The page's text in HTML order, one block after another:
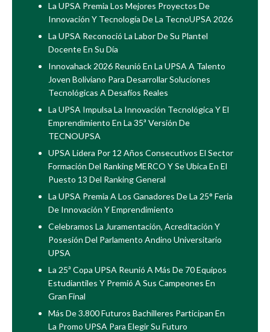
La UPSA Premia Los Mejores Proyectos De
Innovación Y Tecnología De La TecnoUPSA 2026
La UPSA Reconoció La Labor De Su Plantel
Docente En Su Día
Innovahack 2026 Reunió En La UPSA A Talento
Joven Boliviano Para Desarrollar Soluciones
Tecnológicas A Desafíos Reales
La UPSA Impulsa La Innovación Tecnológica Y El
Emprendimiento En La 35ª Versión De
TECNOUPSA
UPSA Lidera Por 12 Años Consecutivos El Sector
Formación Del Ranking MERCO Y Se Ubica En El
Puesto 13 Del Ranking General
La UPSA Premia A Los Ganadores De La 25° Feria
De Innovación Y Emprendimiento
Celebramos La Juramentación, Acreditación Y
Posesión Del Parlamento Andino Universitario
UPSA
La 25ª Copa UPSA Reunió A Más De 70 Equipos
Estudiantiles Y Premió A Sus Campeones En
Gran Final
Más De 3.800 Futuros Bachilleres Participan En
La Promo UPSA Para Elegir Su Futuro